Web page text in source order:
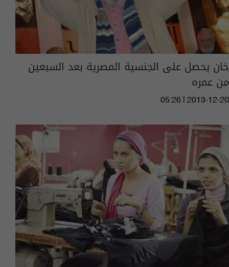
خان يحصل على الجنسية المصرية بعد السبعين
من عمره
05:26 | 2013-12-20